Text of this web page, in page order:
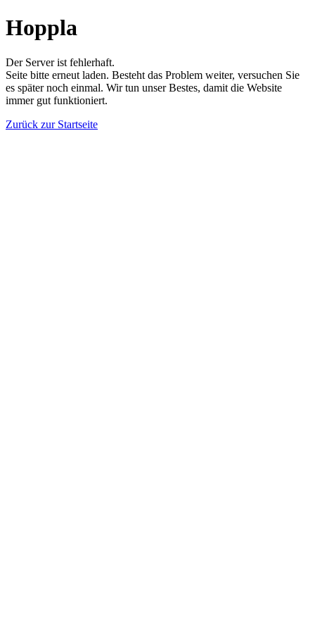
Hoppla
Der Server ist fehlerhaft.
Seite bitte erneut laden. Besteht das Problem weiter, versuchen Sie
es später noch einmal. Wir tun unser Bestes, damit die Website
immer gut funktioniert.
Zurück zur Startseite